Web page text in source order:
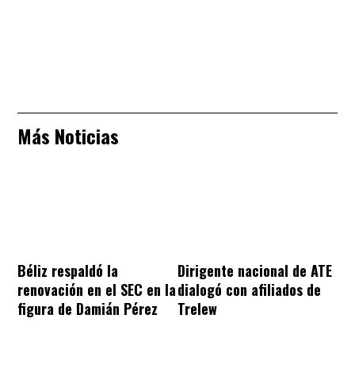
Más Noticias
Béliz respaldó la
renovación en el SEC en la
figura de Damián Pérez
Dirigente nacional de ATE
dialogó con afiliados de
Trelew